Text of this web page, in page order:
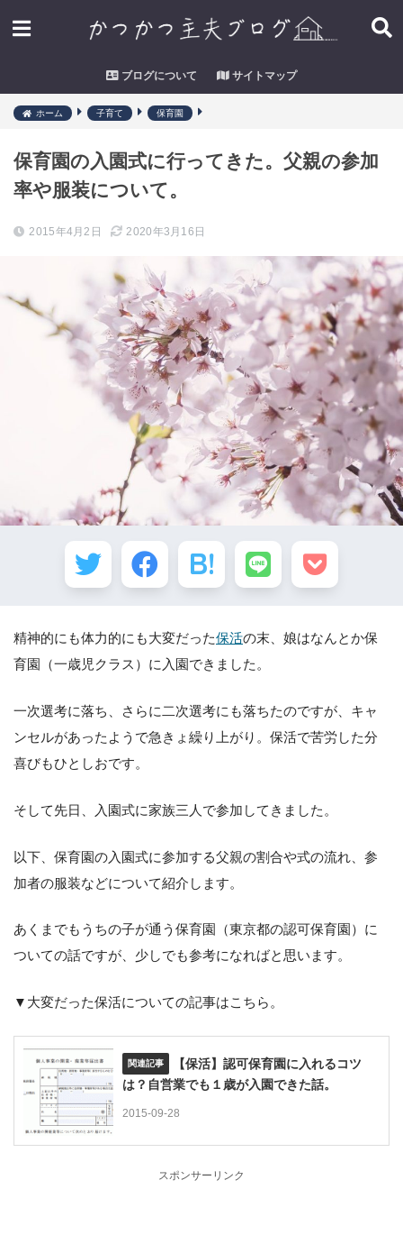
ブログについて サイトマップ
ホーム 子育て 保育園
保育園の入園式に行ってきた。父親の参加
率や服装について。
2015年4月2日 2020年3月16日
精神的にも体力的にも大変だった保活の末、娘はなんとか保
育園（一歳児クラス）に入園できました。
一次選考に落ち、さらに二次選考にも落ちたのですが、キャ
ンセルがあったようで急きょ繰り上がり。保活で苦労した分
喜びもひとしおです。
そして先日、入園式に家族三人で参加してきました。
以下、保育園の入園式に参加する父親の割合や式の流れ、参
加者の服装などについて紹介します。
あくまでもうちの子が通う保育園（東京都の認可保育園）に
ついての話ですが、少しでも参考になればと思います。
▼大変だった保活についての記事はこちら。
【保活】認可保育園に入れるコツ
は？自営業でも１歳が入園できた話。
2015-09-28
スポンサーリンク